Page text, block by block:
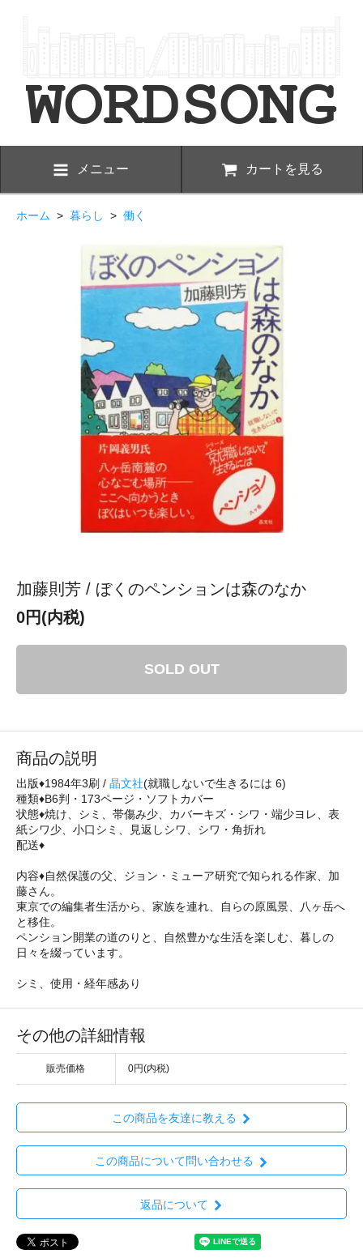
メニュー カートを見る
ホーム > 暮らし > 働く
加藤則芳 / ぼくのペンションは森のなか
0円(内税)
SOLD OUT
商品の説明
出版♦1984年3刷 / 晶文社(就職しないで生きるには 6)
種類♦B6判・173ページ・ソフトカバー
状態♦焼け、シミ、帯傷み少、カバーキズ・シワ・端少ヨレ、表
紙シワ少、小口シミ、見返しシワ、シワ・角折れ
配送♦
内容♦自然保護の父、ジョン・ミューア研究で知られる作家、加
藤さん。
東京での編集者生活から、家族を連れ、自らの原風景、八ヶ岳へ
と移住。
ペンション開業の道のりと、自然豊かな生活を楽しむ、暮しの
日々を綴っています。
シミ、使用・経年感あり
その他の詳細情報
販売価格 0円(内税)
この商品を友達に教える
この商品について問い合わせる
返品について